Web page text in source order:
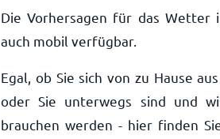
Die Vorhersagen für das Wetter
auch mobil verfügbar.
Egal, ob Sie sich von zu Hause
oder Sie unterwegs sind und
brauchen werden - hier finden